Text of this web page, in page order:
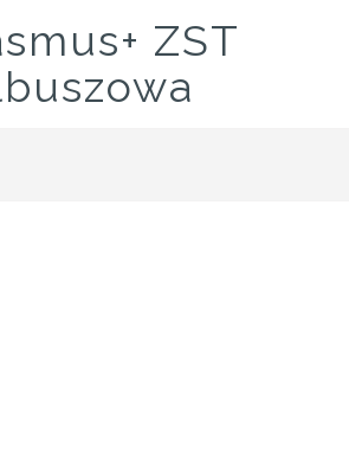
ZST